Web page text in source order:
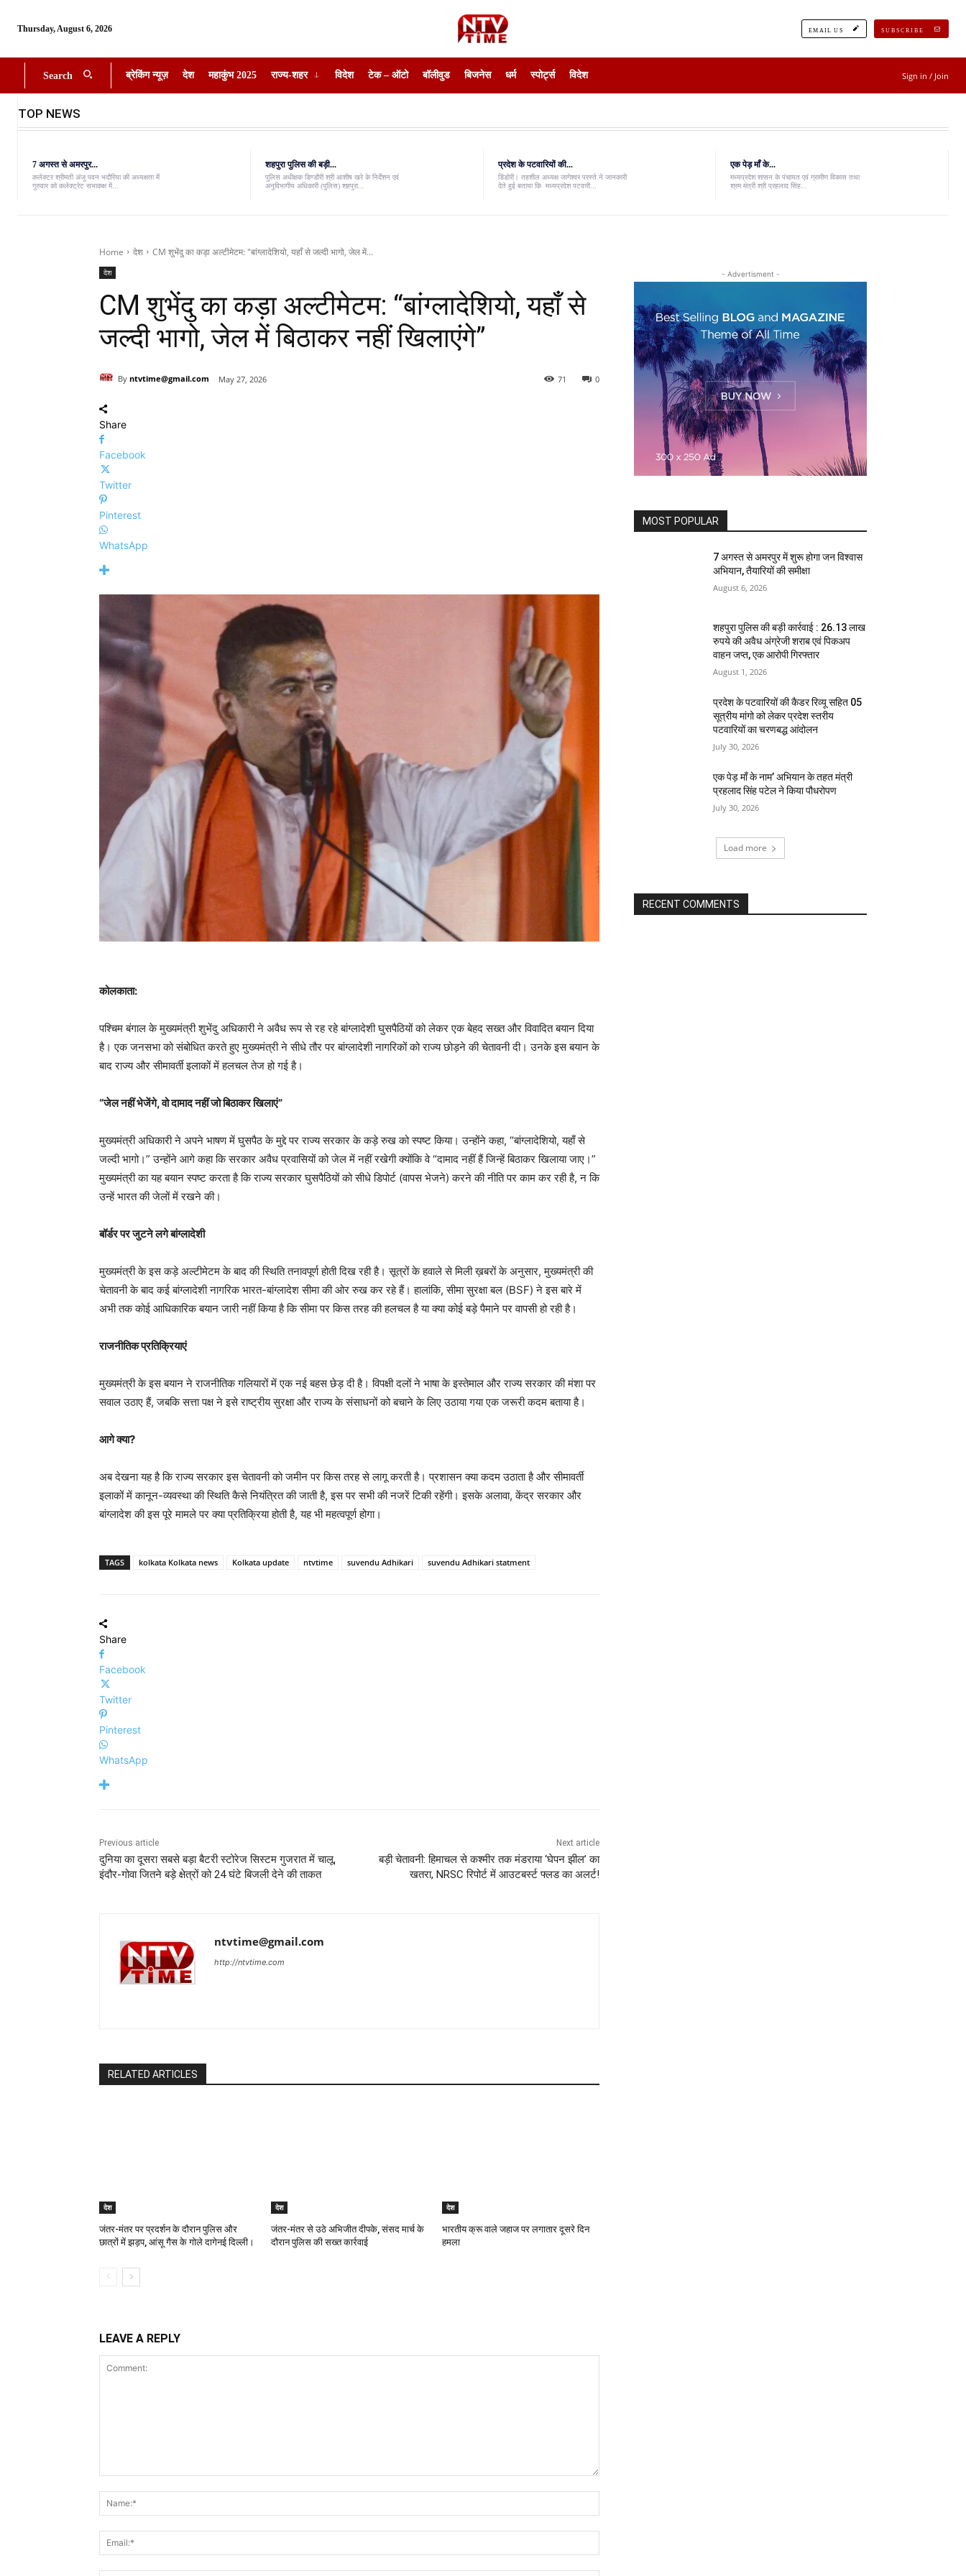
Thursday, August 6, 2026 EMAIL US SUBSCRIBE
Search ब्रेकिंग न्यूज़ देश महाकुंभ 2025 राज्य-शहर विदेश टेक – ऑटो बॉलीवुड बिजनेस धर्म स्पोर्ट्स विदेश Sign in / Join
TOP NEWS
7 अगस्त से अमरपुर...
कलेक्टर श्रीमती अंजू पवन भदौरिया की अध्यक्षता में
गुरुवार को कलेक्ट्रेट सभाकक्ष में...
शहपुरा पुलिस की बड़ी...
पुलिस अधीक्षक डिण्डौरी श्री आशीष खरे के निर्देशन एवं
अनुविभागीय अधिकारी (पुलिस) शहपुरा...
प्रदेश के पटवारियों की...
डिंडोरी। तहशील अध्यक्ष जागेश्वर परस्ते ने जानकारी
देते हुई बताया कि मध्यप्रदेश पटवारी...
एक पेड़ माँ के...
मध्यप्रदेश शासन के पंचायत एवं ग्रामीण विकास तथा
श्रम मंत्री श्री प्रहलाद सिंह...
Home देश CM शुभेंदु का कड़ा अल्टीमेटम: "बांग्लादेशियो, यहाँ से जल्दी भागो, जेल में...
देश
CM शुभेंदु का कड़ा अल्टीमेटम: “बांग्लादेशियो, यहाँ से
जल्दी भागो, जेल में बिठाकर नहीं खिलाएंगे”
By ntvtime@gmail.com May 27, 2026 0
71
Share
Facebook
Twitter
Pinterest
WhatsApp
कोलकाता:
पश्चिम बंगाल के मुख्यमंत्री शुभेंदु अधिकारी ने अवैध रूप से रह रहे बांग्लादेशी घुसपैठियों को लेकर एक बेहद सख्त और विवादित बयान दिया
है। एक जनसभा को संबोधित करते हुए मुख्यमंत्री ने सीधे तौर पर बांग्लादेशी नागरिकों को राज्य छोड़ने की चेतावनी दी। उनके इस बयान के
बाद राज्य और सीमावर्ती इलाकों में हलचल तेज हो गई है।
“जेल नहीं भेजेंगे, वो दामाद नहीं जो बिठाकर खिलाएं”
मुख्यमंत्री अधिकारी ने अपने भाषण में घुसपैठ के मुद्दे पर राज्य सरकार के कड़े रुख को स्पष्ट किया। उन्होंने कहा, “बांग्लादेशियो, यहाँ से
जल्दी भागो।” उन्होंने आगे कहा कि सरकार अवैध प्रवासियों को जेल में नहीं रखेगी क्योंकि वे “दामाद नहीं हैं जिन्हें बिठाकर खिलाया जाए।”
मुख्यमंत्री का यह बयान स्पष्ट करता है कि राज्य सरकार घुसपैठियों को सीधे डिपोर्ट (वापस भेजने) करने की नीति पर काम कर रही है, न कि
उन्हें भारत की जेलों में रखने की।
बॉर्डर पर जुटने लगे बांग्लादेशी
मुख्यमंत्री के इस कड़े अल्टीमेटम के बाद की स्थिति तनावपूर्ण होती दिख रही है। सूत्रों के हवाले से मिली ख़बरों के अनुसार, मुख्यमंत्री की
चेतावनी के बाद कई बांग्लादेशी नागरिक भारत-बांग्लादेश सीमा की ओर रुख कर रहे हैं। हालांकि, सीमा सुरक्षा बल (BSF) ने इस बारे में
अभी तक कोई आधिकारिक बयान जारी नहीं किया है कि सीमा पर किस तरह की हलचल है या क्या कोई बड़े पैमाने पर वापसी हो रही है।
राजनीतिक प्रतिक्रियाएं
मुख्यमंत्री के इस बयान ने राजनीतिक गलियारों में एक नई बहस छेड़ दी है। विपक्षी दलों ने भाषा के इस्तेमाल और राज्य सरकार की मंशा पर
सवाल उठाए हैं, जबकि सत्ता पक्ष ने इसे राष्ट्रीय सुरक्षा और राज्य के संसाधनों को बचाने के लिए उठाया गया एक जरूरी कदम बताया है।
आगे क्या?
अब देखना यह है कि राज्य सरकार इस चेतावनी को जमीन पर किस तरह से लागू करती है। प्रशासन क्या कदम उठाता है और सीमावर्ती
इलाकों में कानून-व्यवस्था की स्थिति कैसे नियंत्रित की जाती है, इस पर सभी की नजरें टिकी रहेंगी। इसके अलावा, केंद्र सरकार और
बांग्लादेश की इस पूरे मामले पर क्या प्रतिक्रिया होती है, यह भी महत्वपूर्ण होगा।
TAGS kolkata Kolkata news Kolkata update ntvtime suvendu Adhikari suvendu Adhikari statment
Share
Facebook
Twitter
Pinterest
WhatsApp
Previous article
दुनिया का दूसरा सबसे बड़ा बैटरी स्टोरेज सिस्टम गुजरात में चालू,
इंदौर-गोवा जितने बड़े क्षेत्रों को 24 घंटे बिजली देने की ताकत
Next article
बड़ी चेतावनी: हिमाचल से कश्मीर तक मंडराया ‘घेपन झील’ का
खतरा, NRSC रिपोर्ट में आउटबर्स्ट फ्लड का अलर्ट!
ntvtime@gmail.com
http://ntvtime.com
RELATED ARTICLES
देश
जंतर-मंतर पर प्रदर्शन के दौरान पुलिस और
छात्रों में झड़प, आंसू गैस के गोले दागेनई दिल्ली।
देश
जंतर-मंतर से उठे अभिजीत दीपके, संसद मार्च के
दौरान पुलिस की सख्त कार्रवाई
देश
भारतीय क्रू वाले जहाज पर लगातार दूसरे दिन
हमला
LEAVE A REPLY
- Advertisment -
MOST POPULAR
7 अगस्त से अमरपुर में शुरू होगा जन विश्वास
अभियान, तैयारियों की समीक्षा
August 6, 2026
शहपुरा पुलिस की बड़ी कार्रवाई : 26.13 लाख
रुपये की अवैध अंग्रेजी शराब एवं पिकअप
वाहन जप्त, एक आरोपी गिरफ्तार
August 1, 2026
प्रदेश के पटवारियों की कैडर रिव्यू सहित 05
सूत्रीय मांगो को लेकर प्रदेश स्तरीय
पटवारियों का चरणबद्ध आंदोलन
July 30, 2026
एक पेड़ माँ के नाम’ अभियान के तहत मंत्री
प्रहलाद सिंह पटेल ने किया पौधरोपण
July 30, 2026
Load more
RECENT COMMENTS